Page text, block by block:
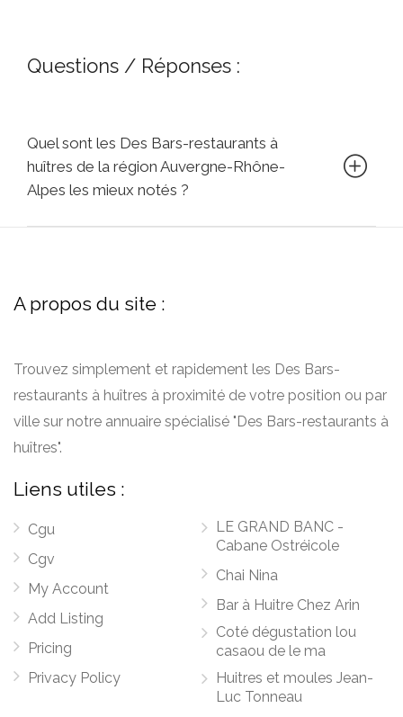
Questions / Réponses :
Quel sont les Des Bars-restaurants à
huîtres de la région Auvergne-Rhône-
Alpes les mieux notés ?
A propos du site :
Trouvez simplement et rapidement les Des Bars-
restaurants à huîtres à proximité de votre position ou par
ville sur notre annuaire spécialisé "Des Bars-restaurants à
huîtres".
Liens utiles :
Cgu
Cgv
My Account
Add Listing
Pricing
Privacy Policy
LE GRAND BANC -
Cabane Ostréicole
Chai Nina
Bar à Huitre Chez Arin
Coté dégustation lou
casaou de le ma
Huitres et moules Jean-
Luc Tonneau